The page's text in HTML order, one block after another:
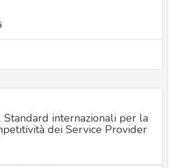
Standard internazionali per la
dei Service Provider